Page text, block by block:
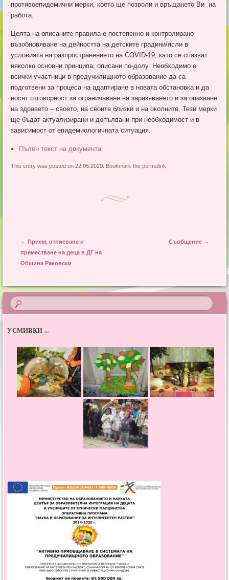
противоепидемични мерки, което ще позволи и връщането Ви на
работа.
Целта на описаните правила е постепенно и контролирано
възобновяване на дейността на детските градини/ясли в
условията на разпространението на COVID-19, като се спазват
няколко основни принципа, описани по-долу. Необходимо е
всички участници в предучилищното образование да са
подготвени за процеса на адаптиране в новата обстановка и да
носят отговорност за ограничаване на заразяването и за опазване
на здравето – своето, на своите близки и на околните. Тези мерки
ще бъдат актуализирани и допълвани при необходимост и в
зависимост от епидемиологичната ситуация.
Пълен текст на документа
This entry was posted on 22.05.2020. Bookmark thepermalink
Post navigation
← Прием, отписване и
преместване на деца в ДГ на
Община Раковски
Съобщение →
УСМИВКИ ...